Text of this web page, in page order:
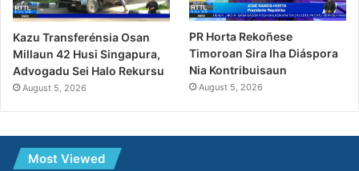
Kazu Transferénsia Osan
Millaun 42 Husi Singapura,
Advogadu Sei Halo Rekursu
August 5, 2026
PR Horta Rekoñese
Timoroan Sira Iha Diáspora
Nia Kontribuisaun
August 5, 2026
Most Viewed